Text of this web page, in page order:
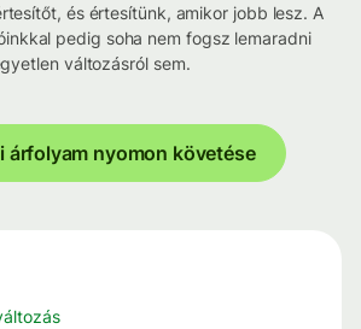
és értesítünk, amikor jobb lesz. A
pedig soha nem fogsz lemaradni
változásról sem.
árfolyam nyomon követése